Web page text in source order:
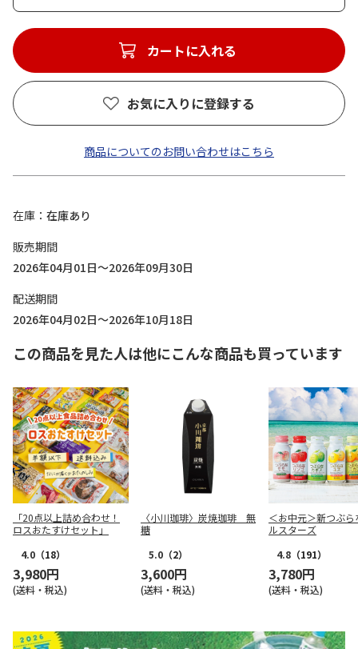
カートに入れる
お気に入りに登録する
商品についてのお問い合わせはこちら
在庫
在庫あり
販売期間
2026年04月01日～2026年09月30日
配送期間
2026年04月02日～2026年10月18日
この商品を見た人は他にこんな商品も買っています
「20点以上詰め合わせ！
ロスおたすけセット」
4.0 （18）
3,980円
(送料・税込)
〈小川珈琲〉炭焼珈琲 無
糖
5.0 （2）
3,600円
(送料・税込)
＜お中元＞新つぶら
ルスターズ
4.8 （191）
3,780円
(送料・税込)